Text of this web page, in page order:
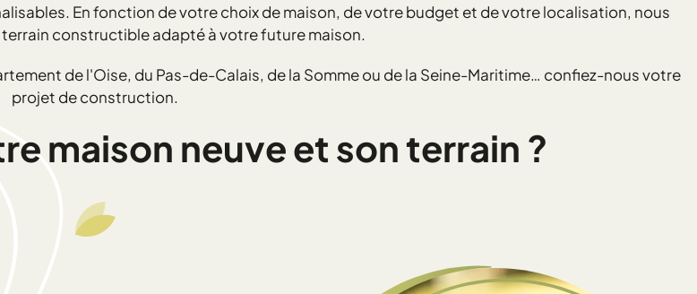
En fonction de votre choix de maison, de votre budget et de votre localisation, nous
constructible adapté à votre future maison.
de l'Oise, du Pas-de-Calais, de la Somme ou de la Seine-Maritime… confiez-nous votre
projet de construction.
maison neuve et son terrain ?